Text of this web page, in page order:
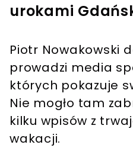
urokami
Piotr Nowakowski
prowadzi media
których pokazuje
Nie mogło tam
kilku wpisów z
wakacji.